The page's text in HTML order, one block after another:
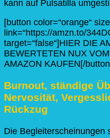
kann auf Pulsatilla
[button color=“orange“
link=“https://amzn.to/
target=“false“]HIER DIE
BEWERTETEN NUX
AMAZON KAUFEN[/
Burnout, ständige
Nervosität,
Rückzug
Die Begleiterscheinungen